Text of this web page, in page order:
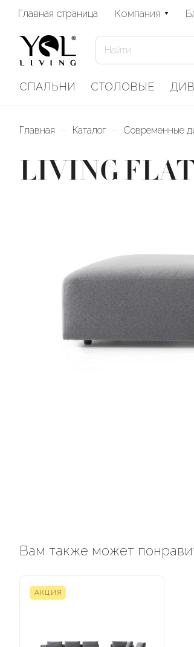
Главная страница Компания
СПАЛЬНИ СТОЛОВЫЕ
Главная Каталог Современные
LIVING FLAT
Вам также может
АКЦИЯ